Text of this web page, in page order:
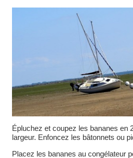
Épluchez et coupez les bananes en
largeur. Enfoncez les bâtonnets ou
Placez les bananes au congélateur